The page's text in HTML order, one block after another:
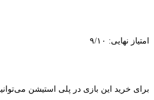
امتیاز نهایی: ۹/۱۰
برای خرید این بازی در پلی استیشن